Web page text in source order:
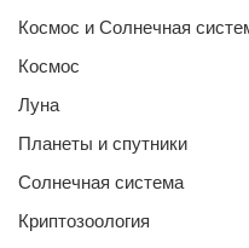
Космос и Солнечная
Космос
Луна
Планеты и спутники
Солнечная система
Криптозоология